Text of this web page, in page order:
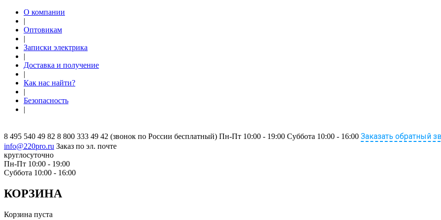
О компании
|
Оптовикам
|
Записки электрика
|
Доставка и получение
|
Как нас найти?
|
Безопасность
|
8 495 540 49 82 8 800 333 49 42 (звонок по России бесплатный) Пн-Пт 10:00 - 19:00 Суббота 10:00 - 16:00 Заказать обратный
info@220pro.ru Заказ по эл. почте
круглосуточно
Пн-Пт 10:00 - 19:00
Суббота 10:00 - 16:00
КОРЗИНА
Корзина пуста